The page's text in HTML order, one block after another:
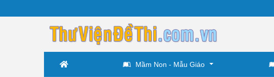
Mầm Non - Mẫu Giáo